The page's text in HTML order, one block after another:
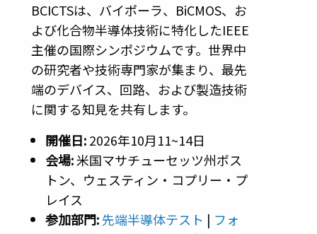
BCICTSは、バイポーラ、BiCMOS、お
よび化合物半導体技術に特化したIEEE
主催の国際シンポジウムです。世界中
の研究者や技術専門家が集まり、最先
端のデバイス、回路、および製造技術
に関する知見を共有します。
開催日:2026年10月11~14日
会場:米国マサチューセッツ州ボス
トン、ウェスティン・コプリー・プ
レイス
参加部門:先端半導体テスト | フォ